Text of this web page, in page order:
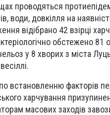
проводяться
води, довкілля на
відібрано 42 взірці
обстежено 81
у 8 хворих з міста
встановленню факторів
харчування
масових заходів